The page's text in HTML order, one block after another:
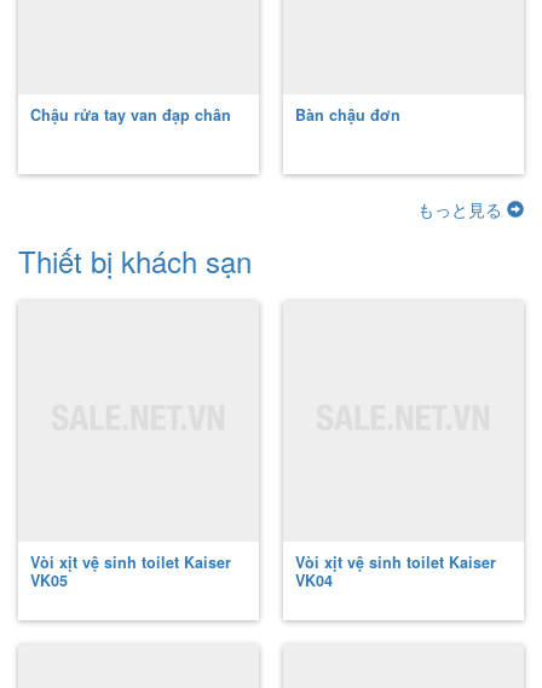
Chậu rửa tay van đạp chân Bàn chậu đơn
もっと見る
Thiết bị khách sạn
Vòi xịt vệ sinh toilet Kaiser
VK05
Vòi xịt vệ sinh toilet Kaiser
VK04